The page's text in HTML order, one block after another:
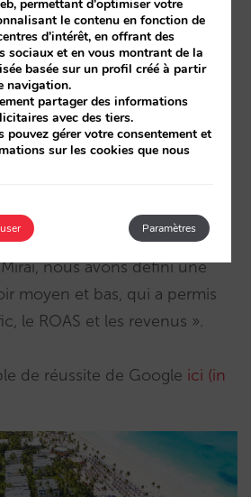
impressionnante de
et de +14% des
Hotels & Resorts au
du marketing
: « Cette nouvelle
Discovery Ads, offre des
plus immersifs. En
nous avons défini une
moyen et bas, qui a permis
le ROAS et les revenus ».
de réussite de Google ici (in
permettant d'optimiser votre
le contenu en fonction de
d'intérêt, en offrant des
sociaux et en vous montrant de la
basée sur un profil créé à partir
navigation.
partager des informations
avec des tiers.
pouvez gérer votre consentement et
sur les cookies que nous
Paramètres